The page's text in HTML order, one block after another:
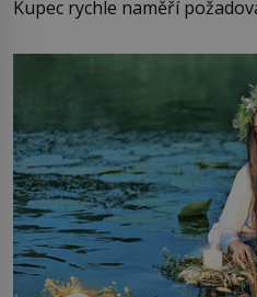
Kupec rychle naměří
milostpaní. Stačí jenom na
množství růžového mušelínu.
Vezme do ruky dřevěnou